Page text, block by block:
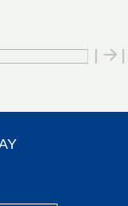
+ 了